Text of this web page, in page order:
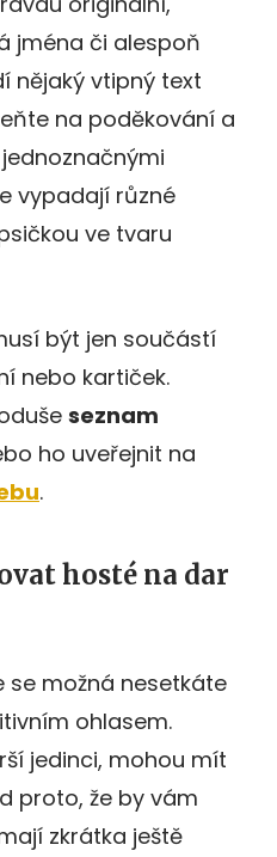
jména či alespoň
nějaký vtipný text
na poděkování a
vypadají různé
ve tvaru
být jen součástí
nebo kartiček.
seznam
ho uveřejnit na
.
hosté na dar
se možná nesetkáte
ohlasem.
jedinci, mohou mít
proto, že by vám
zkrátka ještě